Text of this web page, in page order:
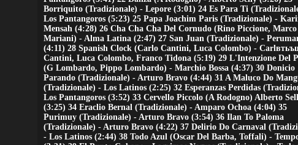
Borriquito (Tradizionale) - Lepore (3:01) 24 Es Para Ti
Los Pantangoros (5:23) 25 Papa Joachim Paris (Tradizionale) -
Mensah (4:28) 26 Cha Cha Cha Del Cornudo (Rino Piccione, Marco
Mariani) - Alma Latina (2:47) 27 San Juan (Tradizionale) -
(4:11) 28 Spanish Clock (Carlo Cantini, Luca Colombo) -
Cantini, Luca Colombo, Franco Tidona (5:19) 29 L'Intenzione Del
(G Lombardo, Pippo Lombardo) - Marchio Bossa (4:37) 30 Donicio
Parando (Tradizionale) - Arturo Bravo (4:44) 31 A Maluco Do
(Tradizionale) - Los Latinos (2:25) 32 Esperanzas Perdidas
Los Pantangoros (3:52) 33 Cervello Piccolo (A Rodogno) Alberto
(3:25) 34 Eraclio Bernal (Tradizionale) - Amparo Ochoa (4:04) 35
Purimuy (Tradizionale) - Arturo Bravo (3:54) 36 Ilan To Paloma
(Tradizionale) - Arturo Bravo (4:22) 37 Delirio Do Carnaval
- Los Latinos (2:44) 38 Todo Azul (Oscar Del Barba, Toffali) -